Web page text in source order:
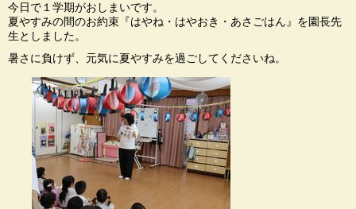
今日で１学期がおしまいです。
夏やすみの間のお約束『はやね・はやおき・あさごはん』を園長先
生としました。
暑さに負けず、元気に夏やすみを過ごしてくださいね。